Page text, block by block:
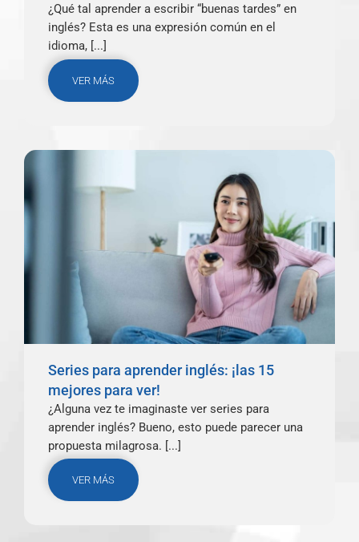
¿Qué tal aprender a escribir “buenas tardes” en
inglés? Esta es una expresión común en el
idioma, [...]
VER MÁS
Series para aprender inglés: ¡las 15
mejores para ver!
¿Alguna vez te imaginaste ver series para
aprender inglés? Bueno, esto puede parecer una
propuesta milagrosa. [...]
VER MÁS